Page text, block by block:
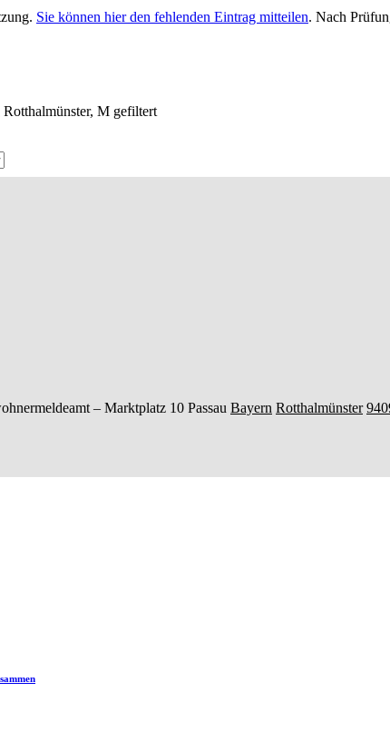
Sie können hier den fehlenden Eintrag mitteilen. Nach
M gefiltert
– Marktplatz 10 Passau Bayern Rotthalmünster